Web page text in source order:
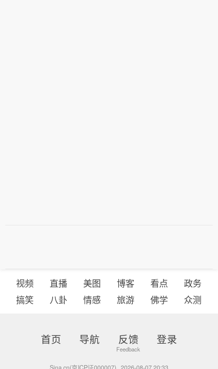
视频 直播 美图 博客 看点
政务
搞笑
八卦 情感 旅游 佛学 众测
首页 导航 反馈 登录